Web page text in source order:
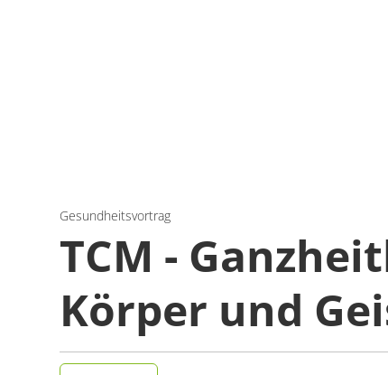
Gesundheitsvortrag
TCM -
Körper und